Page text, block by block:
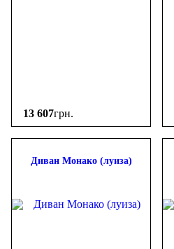
13 607грн.
Диван Монако (луиза)